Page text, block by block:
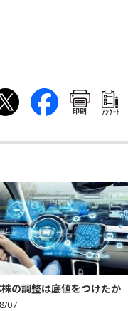
印刷 ｱﾝｹｰﾄ
の調整は底値をつけたか
07